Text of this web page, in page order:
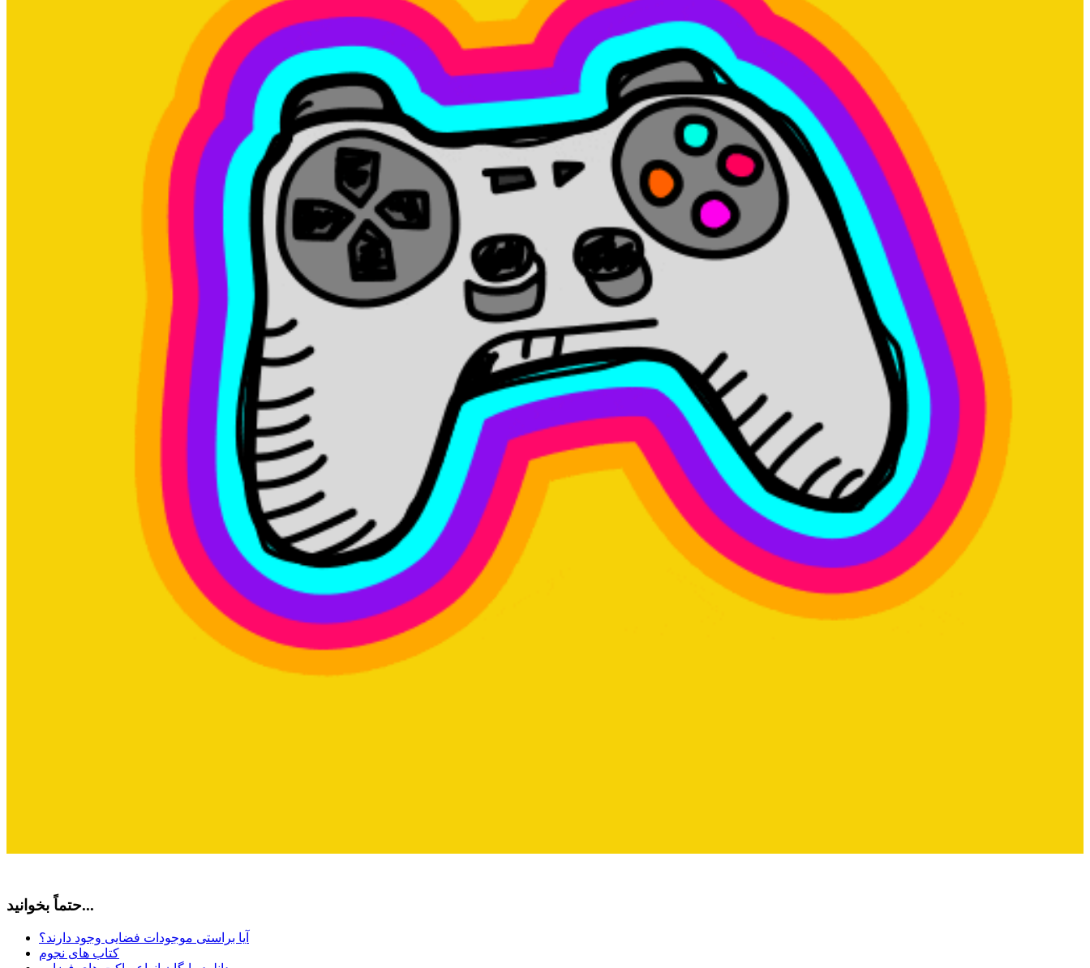
حتماً بخوانید...
آیا براستی موجودات فضایی وجود دارند؟
کتاب های نجوم